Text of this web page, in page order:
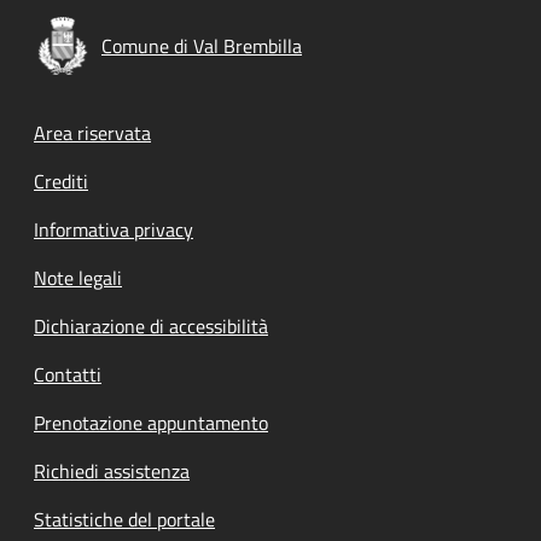
Comune di Val Brembilla
Footer menu
Area riservata
Crediti
Informativa privacy
Note legali
Dichiarazione di accessibilità
Contatti
Prenotazione appuntamento
Richiedi assistenza
Statistiche del portale